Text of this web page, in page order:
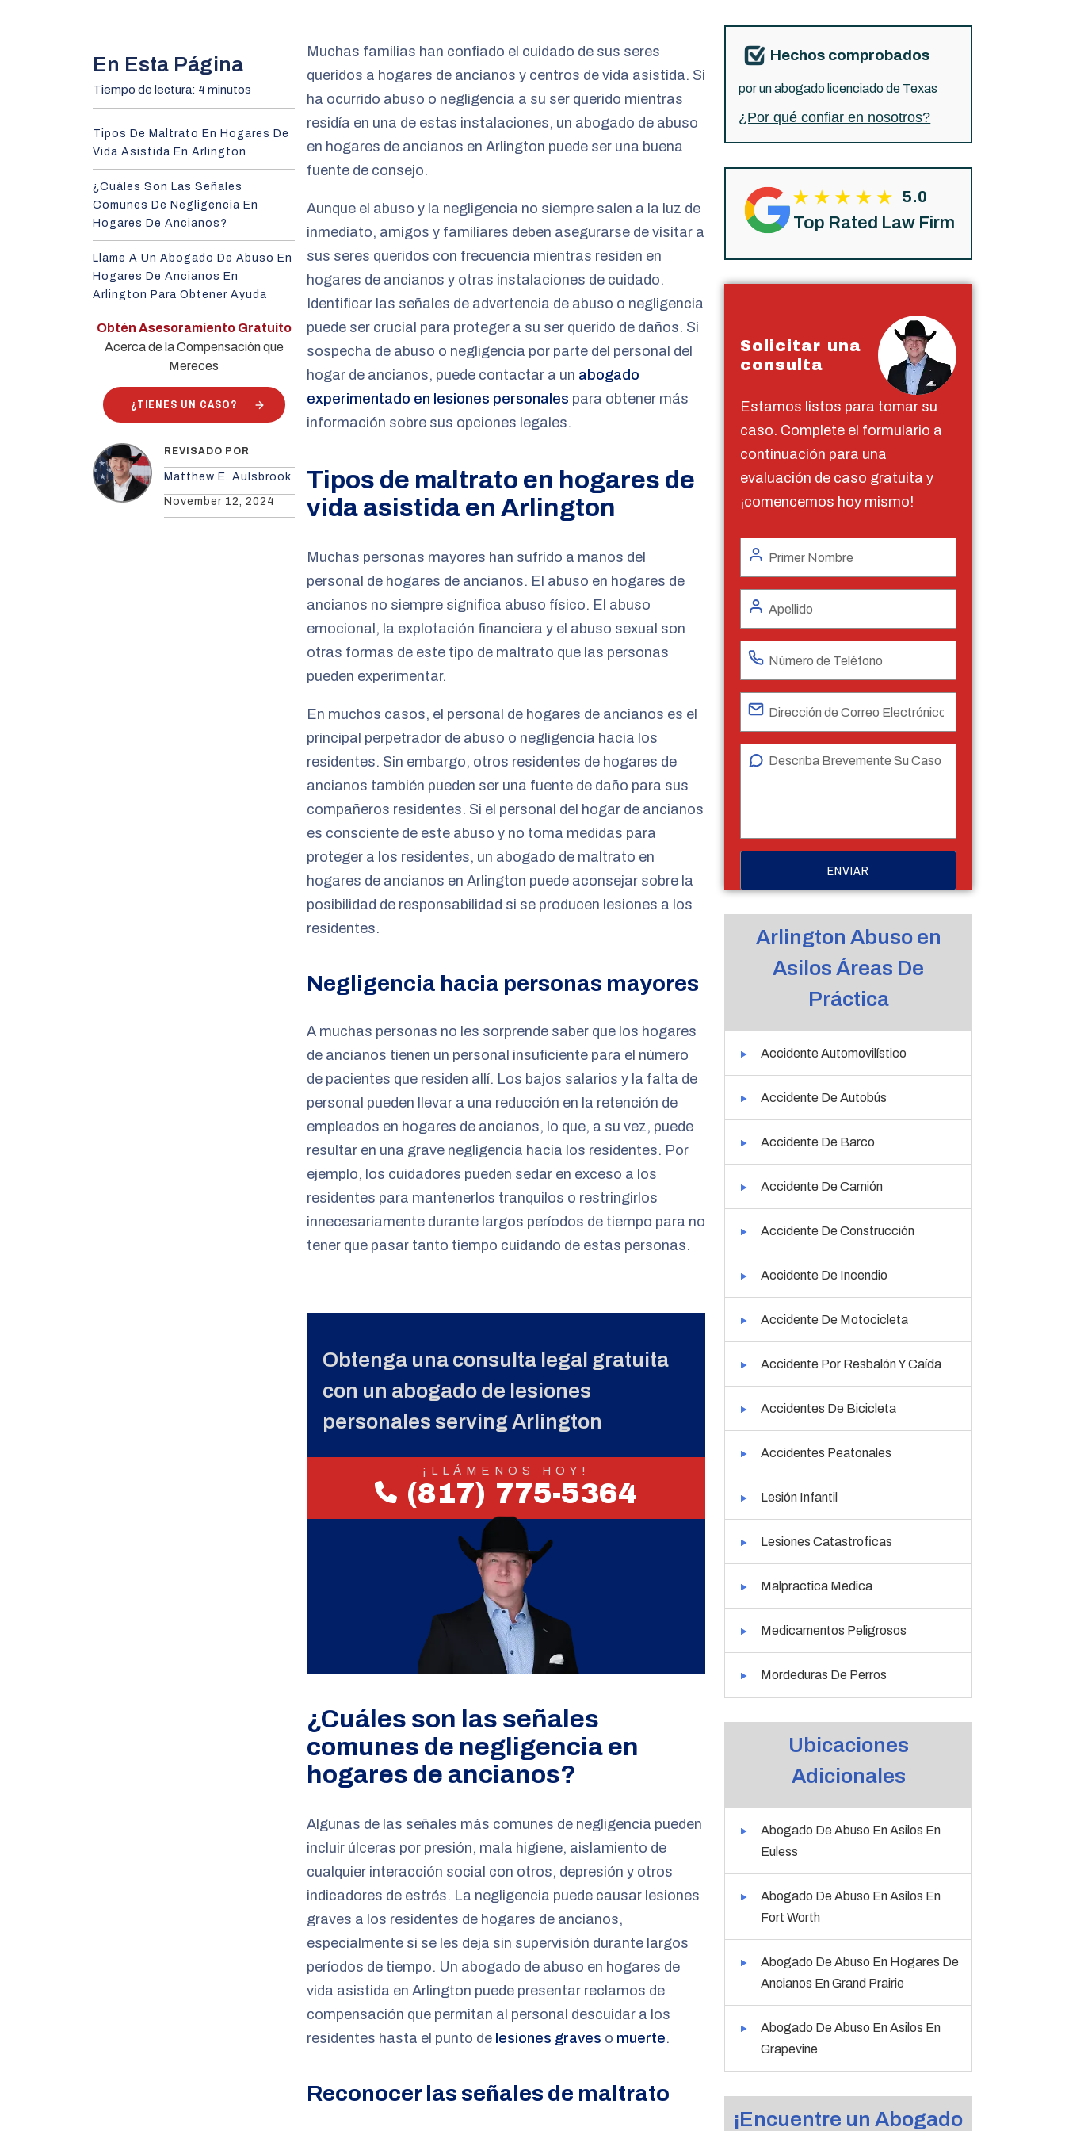
En Esta Página
Tiempo de lectura: 4 minutos
Tipos De Maltrato En Hogares De
Vida Asistida En Arlington
¿Cuáles Son Las Señales
Comunes De Negligencia En
Hogares De Ancianos?
Llame A Un Abogado De Abuso En
Hogares De Ancianos En
Arlington Para Obtener Ayuda
Obtén Asesoramiento Gratuito
Acerca de la Compensación que
Mereces
¿TIENES UN CASO?
REVISADO POR
Matthew E. Aulsbrook
November 12, 2024
Muchas familias han confiado el cuidado de sus seres
queridos a hogares de ancianos y centros de vida asistida. Si
ha ocurrido abuso o negligencia a su ser querido mientras
residía en una de estas instalaciones, un abogado de abuso
en hogares de ancianos en Arlington puede ser una buena
fuente de consejo.
Aunque el abuso y la negligencia no siempre salen a la luz de
inmediato, amigos y familiares deben asegurarse de visitar a
sus seres queridos con frecuencia mientras residen en
hogares de ancianos y otras instalaciones de cuidado.
Identificar las señales de advertencia de abuso o negligencia
puede ser crucial para proteger a su ser querido de daños. Si
sospecha de abuso o negligencia por parte del personal del
hogar de ancianos, puede contactar a un abogado
experimentado en lesiones personales para obtener más
información sobre sus opciones legales.
Tipos de maltrato en hogares de
vida asistida en Arlington
Muchas personas mayores han sufrido a manos del
personal de hogares de ancianos. El abuso en hogares de
ancianos no siempre significa abuso físico. El abuso
emocional, la explotación financiera y el abuso sexual son
otras formas de este tipo de maltrato que las personas
pueden experimentar.
En muchos casos, el personal de hogares de ancianos es el
principal perpetrador de abuso o negligencia hacia los
residentes. Sin embargo, otros residentes de hogares de
ancianos también pueden ser una fuente de daño para sus
compañeros residentes. Si el personal del hogar de ancianos
es consciente de este abuso y no toma medidas para
proteger a los residentes, un abogado de maltrato en
hogares de ancianos en Arlington puede aconsejar sobre la
posibilidad de responsabilidad si se producen lesiones a los
residentes.
Negligencia hacia personas mayores
A muchas personas no les sorprende saber que los hogares
de ancianos tienen un personal insuficiente para el número
de pacientes que residen allí. Los bajos salarios y la falta de
personal pueden llevar a una reducción en la retención de
empleados en hogares de ancianos, lo que, a su vez, puede
resultar en una grave negligencia hacia los residentes. Por
ejemplo, los cuidadores pueden sedar en exceso a los
residentes para mantenerlos tranquilos o restringirlos
innecesariamente durante largos períodos de tiempo para no
tener que pasar tanto tiempo cuidando de estas personas.
Obtenga una consulta legal gratuita
con un abogado de lesiones
personales serving Arlington
¡LLÁMENOS HOY!
(817) 775-5364
¿Cuáles son las señales
comunes de negligencia en
hogares de ancianos?
Algunas de las señales más comunes de negligencia pueden
incluir úlceras por presión, mala higiene, aislamiento de
cualquier interacción social con otros, depresión y otros
indicadores de estrés. La negligencia puede causar lesiones
graves a los residentes de hogares de ancianos,
especialmente si se les deja sin supervisión durante largos
períodos de tiempo. Un abogado de abuso en hogares de
vida asistida en Arlington puede presentar reclamos de
compensación que permitan al personal descuidar a los
residentes hasta el punto de lesiones graves o muerte.
Reconocer las señales de maltrato
Hechos comprobados
por un abogado licenciado de Texas
¿Por qué confiar en nosotros?
5.0
Top Rated Law Firm
Solicitar una
consulta
Estamos listos para tomar su
caso. Complete el formulario a
continuación para una
evaluación de caso gratuita y
¡comencemos hoy mismo!
Arlington Abuso en
Asilos Áreas De
Práctica
Accidente Automovilístico
Accidente De Autobús
Accidente De Barco
Accidente De Camión
Accidente De Construcción
Accidente De Incendio
Accidente De Motocicleta
Accidente Por Resbalón Y Caída
Accidentes De Bicicleta
Accidentes Peatonales
Lesión Infantil
Lesiones Catastroficas
Malpractica Medica
Medicamentos Peligrosos
Mordeduras De Perros
Ubicaciones
Adicionales
Abogado De Abuso En Asilos En
Euless
Abogado De Abuso En Asilos En
Fort Worth
Abogado De Abuso En Hogares De
Ancianos En Grand Prairie
Abogado De Abuso En Asilos En
Grapevine
¡Encuentre un Abogado